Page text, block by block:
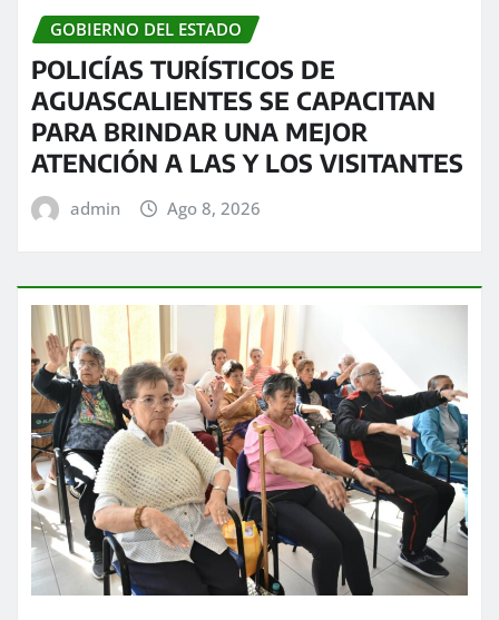
GOBIERNO DEL ESTADO
POLICÍAS TURÍSTICOS DE
AGUASCALIENTES SE CAPACITAN
PARA BRINDAR UNA MEJOR
ATENCIÓN A LAS Y LOS VISITANTES
admin Ago 8, 2026